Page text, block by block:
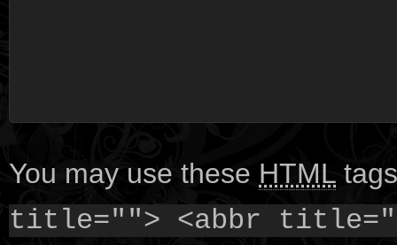
You may use these HTML
title=""> <abbr